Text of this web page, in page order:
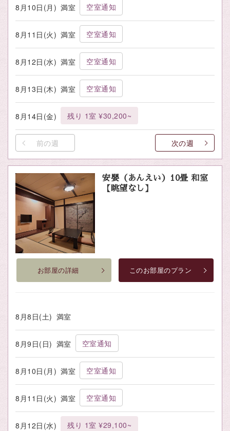
8月10日(月) 満室 空室通知
8月11日(火) 満室 空室通知
8月12日(水) 満室 空室通知
8月13日(木) 満室 空室通知
8月14日(金) 残り 1室 ¥30,200~
前の週 次の週
安嬰（あんえい）10畳 和室
【眺望なし】
お部屋の詳細 このお部屋のプラン
8月8日(土) 満室
8月9日(日) 満室 空室通知
8月10日(月) 満室 空室通知
8月11日(火) 満室 空室通知
8月12日(水) 残り 1室 ¥29,100~